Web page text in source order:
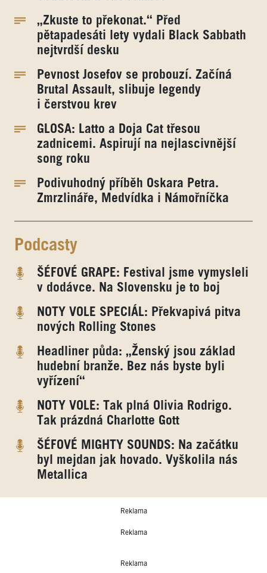
„Zkuste to překonat.“ Před
pětapadesáti lety vydali Black Sabbath
nejtvrdší desku
Pevnost Josefov se probouzí. Začíná
Brutal Assault, slibuje legendy
i čerstvou krev
GLOSA: Latto a Doja Cat třesou
zadnicemi. Aspirují na nejlascivnější
song roku
Podivuhodný příběh Oskara Petra.
Zmrzlináře, Medvídka i Námořníčka
Podcasty
ŠÉFOVÉ GRAPE: Festival jsme vymysleli
v dodávce. Na Slovensku je to boj
NOTY VOLE SPECIÁL: Překvapivá pitva
nových Rolling Stones
Headliner půda: „Ženský jsou základ
hudební branže. Bez nás byste byli
vyřízení“
NOTY VOLE: Tak plná Olivia Rodrigo.
Tak prázdná Charlotte Gott
ŠÉFOVÉ MIGHTY SOUNDS: Na začátku
byl mejdan jak hovado. Vyškolila nás
Metallica
Reklama
Reklama
Reklama